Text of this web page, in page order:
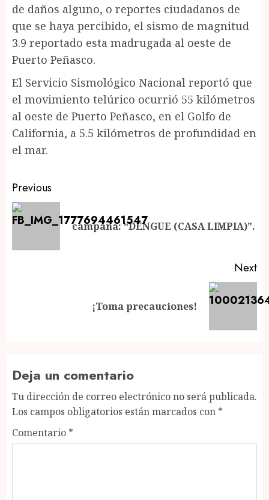
de daños alguno, o reportes ciudadanos de
que se haya percibido, el sismo de magnitud
3.9 reportado esta madrugada al oeste de
Puerto Peñasco.
El Servicio Sismológico Nacional reportó que
el movimiento telúrico ocurrió 55 kilómetros
al oeste de Puerto Peñasco, en el Golfo de
California, a 5.5 kilómetros de profundidad en
el mar.
Post
navigation
Previous
campaña: “DENGUE (CASA LIMPIA)”.
Next
¡Toma precauciones!
Deja un comentario
Tu dirección de correo electrónico no será publicada.
Los campos obligatorios están marcados con *
Comentario *